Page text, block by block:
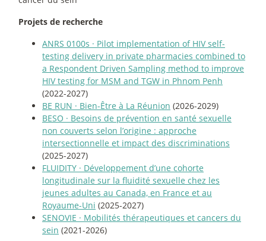
Projets de recherche
ANRS 0100s · Pilot implementation of HIV self-
testing delivery in private pharmacies combined to
a Respondent Driven Sampling method to improve
HIV testing for MSM and TGW in Phnom Penh
(2022-2027)
BE RUN · Bien-Être à La Réunion (2026-2029)
BESO · Besoins de prévention en santé sexuelle
non couverts selon l’origine : approche
intersectionnelle et impact des discriminations
(2025-2027)
FLUIDITY · Développement d’une cohorte
longitudinale sur la fluidité sexuelle chez les
jeunes adultes au Canada, en France et au
Royaume-Uni (2025-2027)
SENOVIE · Mobilités thérapeutiques et cancers du
sein (2021-2026)